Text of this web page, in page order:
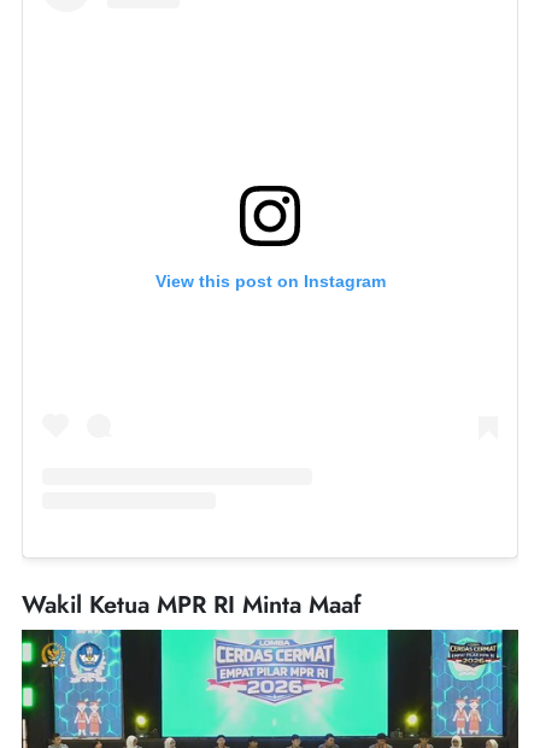
View this post on Instagram
Wakil Ketua MPR RI Minta Maaf